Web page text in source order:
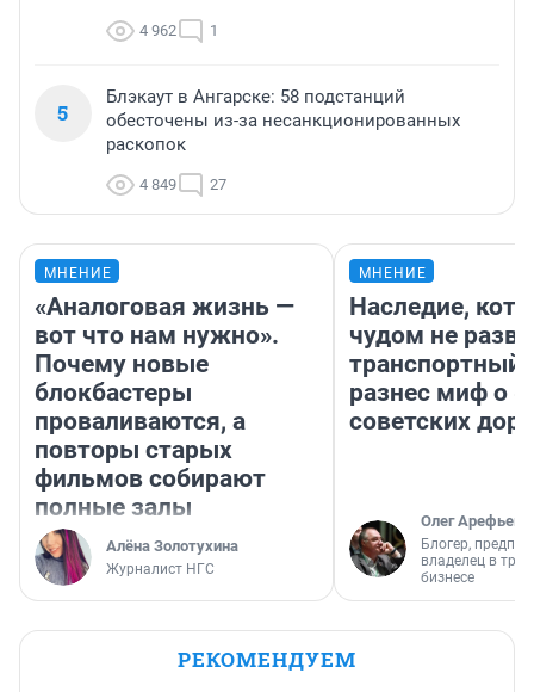
4 962 1
5
Блэкаут в Ангарске: 58 подстанций
обесточены из-за несанкционированных
раскопок
4 849 27
МНЕНИЕ
«Аналоговая жизнь —
вот что нам нужно».
Почему новые
блокбастеры
проваливаются, а
повторы старых
фильмов собирают
полные залы
Алёна Золотухина
Журналист НГС
МНЕНИЕ
Наследие,
чудом не
транспортный
разнес миф о
советских
Олег Арефьев
Блогер,
владелец в
бизнесе
РЕКОМЕНДУЕМ